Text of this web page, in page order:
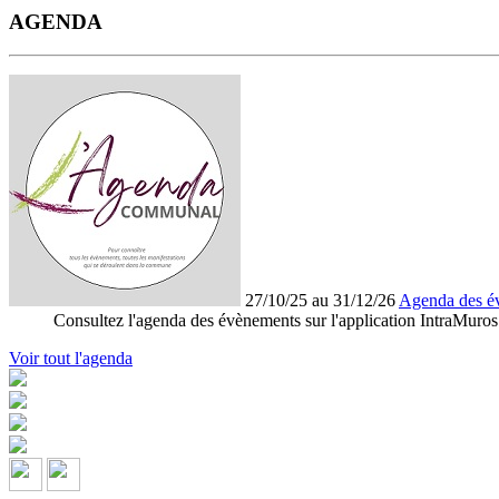
AGENDA
27/10/25 au 31/12/26 Agenda des
Consultez l'agenda des évènements sur l'application IntraMuros
Voir tout l'agenda